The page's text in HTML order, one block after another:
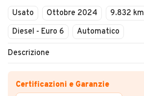
Usato Ottobre 2024
9.832 km
Diesel - Euro 6
Automatico
Descrizione
Certificazioni e Garanzie